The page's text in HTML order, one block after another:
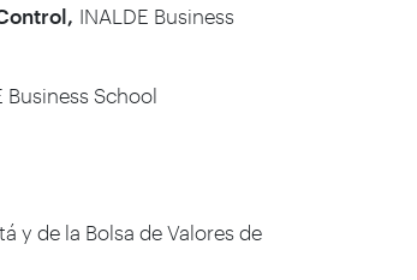
INALDE Business
Business School
y de la Bolsa de Valores de